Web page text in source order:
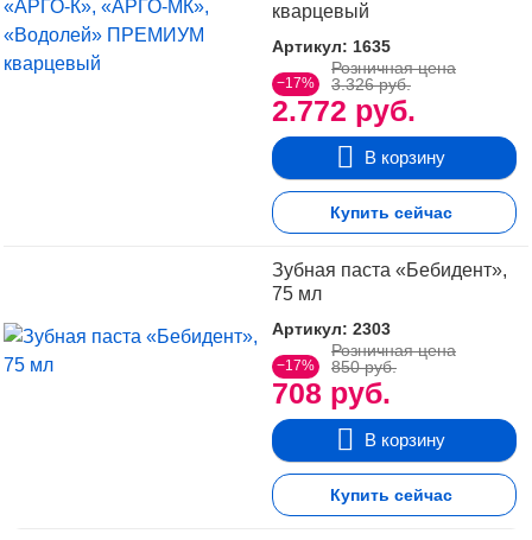
кварцевый
Артикул: 1635
−17%
2.772 руб.
Розничная цена
3.326 руб.
В корзину
Купить сейчас
Зубная паста «Бебидент»,
75 мл
Артикул: 2303
−17%
708 руб.
Розничная цена
850 руб.
В корзину
Купить сейчас